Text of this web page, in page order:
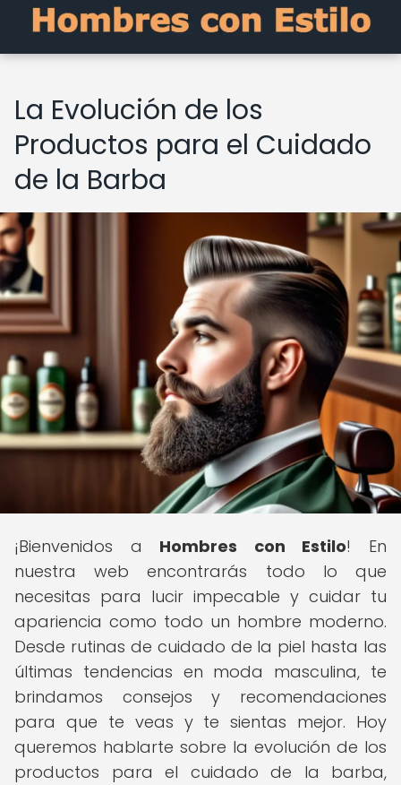
La Evolución de los
Productos para el Cuidado
de la Barba
¡Bienvenidos a Hombres con Estilo! En
nuestra web encontrarás todo lo que
necesitas para lucir impecable y cuidar tu
apariencia como todo un hombre moderno.
Desde rutinas de cuidado de la piel hasta las
últimas tendencias en moda masculina, te
brindamos consejos y recomendaciones
para que te veas y te sientas mejor. Hoy
queremos hablarte sobre la evolución de los
productos para el cuidado de la barba,